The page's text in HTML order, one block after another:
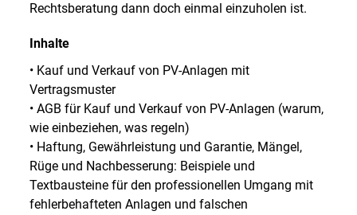
Rechtsberatung dann doch einmal einzuholen ist.
Inhalte
• Kauf und Verkauf von PV-Anlagen mit
Vertragsmuster
• AGB für Kauf und Verkauf von PV-Anlagen (warum,
wie einbeziehen, was regeln)
• Haftung, Gewährleistung und Garantie, Mängel,
Rüge und Nachbesserung: Beispiele und
Textbausteine für den professionellen Umgang mit
fehlerbehafteten Anlagen und falschen